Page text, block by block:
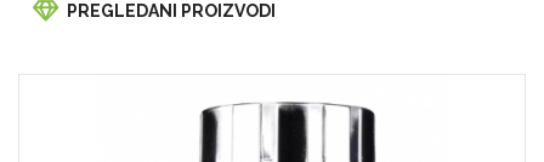
PREGLEDANI PROIZVODI